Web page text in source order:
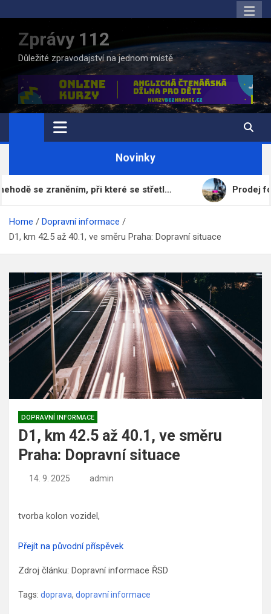
to
contentZprávy 112
Důležité zpravodajství na jednom místě
Novinky
zraněním, při které se střetl… Prodej
Home
Dopravní informace
D1, km 42.5 až 40.1, ve směru Praha: Dopravní situace
DOPRAVNÍ INFORMACE
D1, km 42.5 až 40.1, ve směru
Praha: Dopravní situace
14. 9. 2025 admin
tvorba kolon vozidel,
Přejít na původní příspěvek
Zdroj článku: Dopravní informace ŘSD
Tags: doprava, dopravní informace